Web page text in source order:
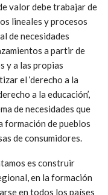
valor debe trabajar de
lineales y procesos
de necesidades
a partir de
y a las propias
el ‘derecho a la
a la educación’,
de necesidades que
formación de pueblos
de consumidores.
es construir
en la formación
en todos los países